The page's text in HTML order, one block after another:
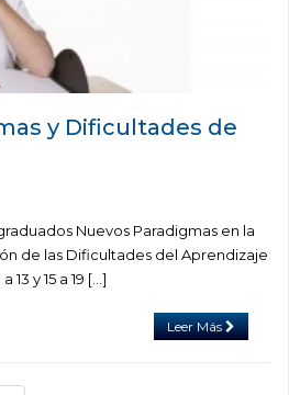
y Dificultades de
Nuevos Paradigmas en la
de las Dificultades del Aprendizaje
y 15 a 19 […]
Leer Más